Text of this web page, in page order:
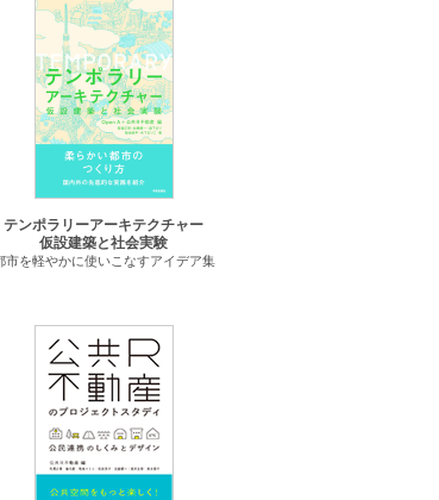
テンポラリーアーキテクチャー
仮設建築と社会実験
市を軽やかに使いこなすアイデア集